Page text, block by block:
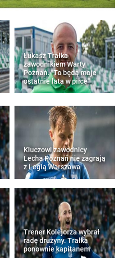
Łukasz Trałka
zawodnikiem Warty
Poznań. "To będą moje
ostatnie lata w piłce"
Kluczowi zawodnicy
Lecha Poznań nie zagrają
z Legią Warszawa
Trener Kolejorza wybrał
radę drużyny. Trałka
ponownie kapitanem